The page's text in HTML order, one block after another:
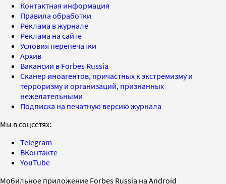
Контактная информация
Правила обработки
Реклама в журнале
Реклама на сайте
Условия перепечатки
Архив
Вакансии в Forbes Russia
Сканер иноагентов, причастных к экстремизму и
терроризму и организаций, признанных
нежелательными
Подписка на печатную версию журнала
Мы в соцсетях:
Telegram
ВКонтакте
YouTube
Мобильное приложение Forbes Russia на Android